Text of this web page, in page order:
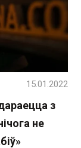
з
не
15.01.2022